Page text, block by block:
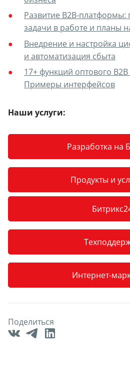
Развитие B2B-платформы:
задачи в работе и планы
Внедрение и настройка
и автоматизация сбыта
17+ функций оптового
Примеры интерфейсов
Наши услуги:
Разработка на
Продукты и
Интернет-
Поделиться